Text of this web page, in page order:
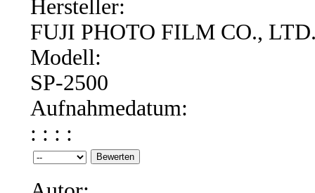
Hersteller:
FUJI PHOTO FILM CO.,
Modell:
SP-2500
Aufnahmedatum:
: : : :